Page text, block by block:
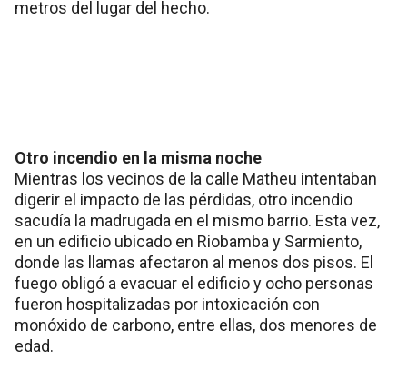
metros del lugar del hecho.
Otro incendio en la misma noche
Mientras los vecinos de la calle Matheu intentaban
digerir el impacto de las pérdidas, otro incendio
sacudía la madrugada en el mismo barrio. Esta vez,
en un edificio ubicado en Riobamba y Sarmiento,
donde las llamas afectaron al menos dos pisos. El
fuego obligó a evacuar el edificio y ocho personas
fueron hospitalizadas por intoxicación con
monóxido de carbono, entre ellas, dos menores de
edad.